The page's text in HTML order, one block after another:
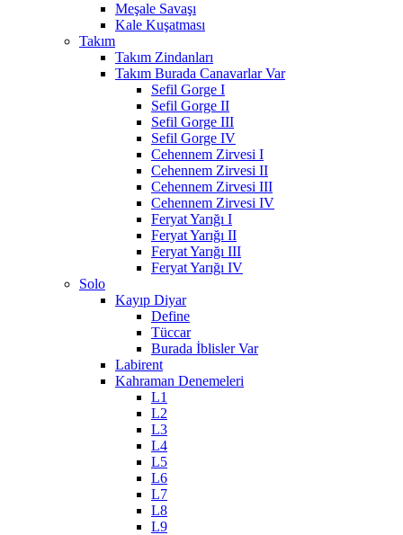
Meşale Savaşı
Kale Kuşatması
Takım
Takım Zindanları
Takım Burada Canavarlar Var
Sefil Gorge I
Sefil Gorge II
Sefil Gorge III
Sefil Gorge IV
Cehennem Zirvesi I
Cehennem Zirvesi II
Cehennem Zirvesi III
Cehennem Zirvesi IV
Feryat Yarığı I
Feryat Yarığı II
Feryat Yarığı III
Feryat Yarığı IV
Solo
Kayıp Diyar
Define
Tüccar
Burada İblisler Var
Labirent
Kahraman Denemeleri
L1
L2
L3
L4
L5
L6
L7
L8
L9